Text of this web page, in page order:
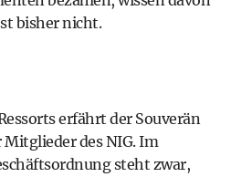
bisher nicht.
erfährt der Souverän
des NIG. Im
steht zwar,